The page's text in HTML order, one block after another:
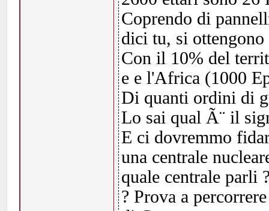
Coprendo di
dici tu, si
Con il 10% del
e e l'Africa (1000
Di quanti ordini di
Lo sai qual Ã¨ il
E ci dovremmo
una centrale
quale centrale parli
? Prova a